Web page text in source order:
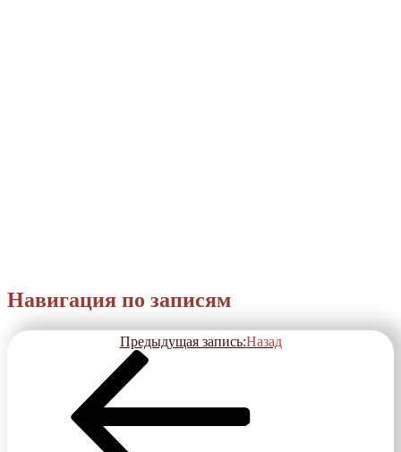
Навигация по записям
Предыдущая запись:Назад